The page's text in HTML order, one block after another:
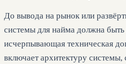
До вывода на рынок или
системы для найма должна быть
исчерпывающая техническая
включает архитектуру